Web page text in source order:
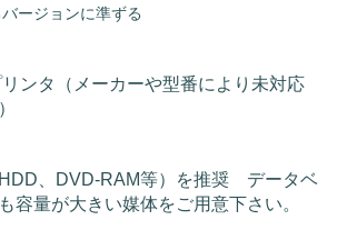
ージョンに準ずる
ンタ（メーカーや型番により未対応
、DVD-RAM等）を推奨 データベ
容量が大きい媒体をご用意下さい。